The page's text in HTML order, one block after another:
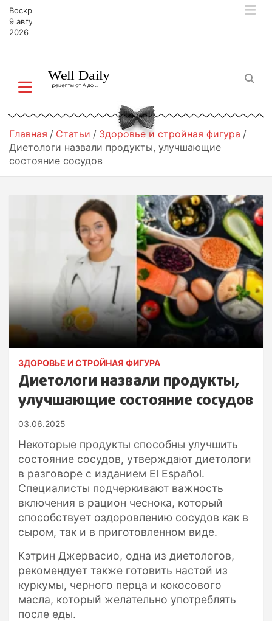
Воскресенье,
9 августа,
2026
Главная Статьи
Здоровье и стройная фигура
Диетологи назвали продукты, улучшающие
состояние сосудов
ЗДОРОВЬЕ И СТРОЙНАЯ ФИГУРА
Диетологи назвали продукты,
улучшающие состояние сосудов
03.06.2025
Некоторые продукты способны улучшить
состояние сосудов, утверждают диетологи
в разговоре с изданием El Español.
Специалисты подчеркивают важность
включения в рацион чеснока, который
способствует оздоровлению сосудов как в
сыром, так и в приготовленном виде.
Кэтрин Джервасио, одна из диетологов,
рекомендует также готовить настой из
куркумы, черного перца и кокосового
масла, который желательно употреблять
после еды.